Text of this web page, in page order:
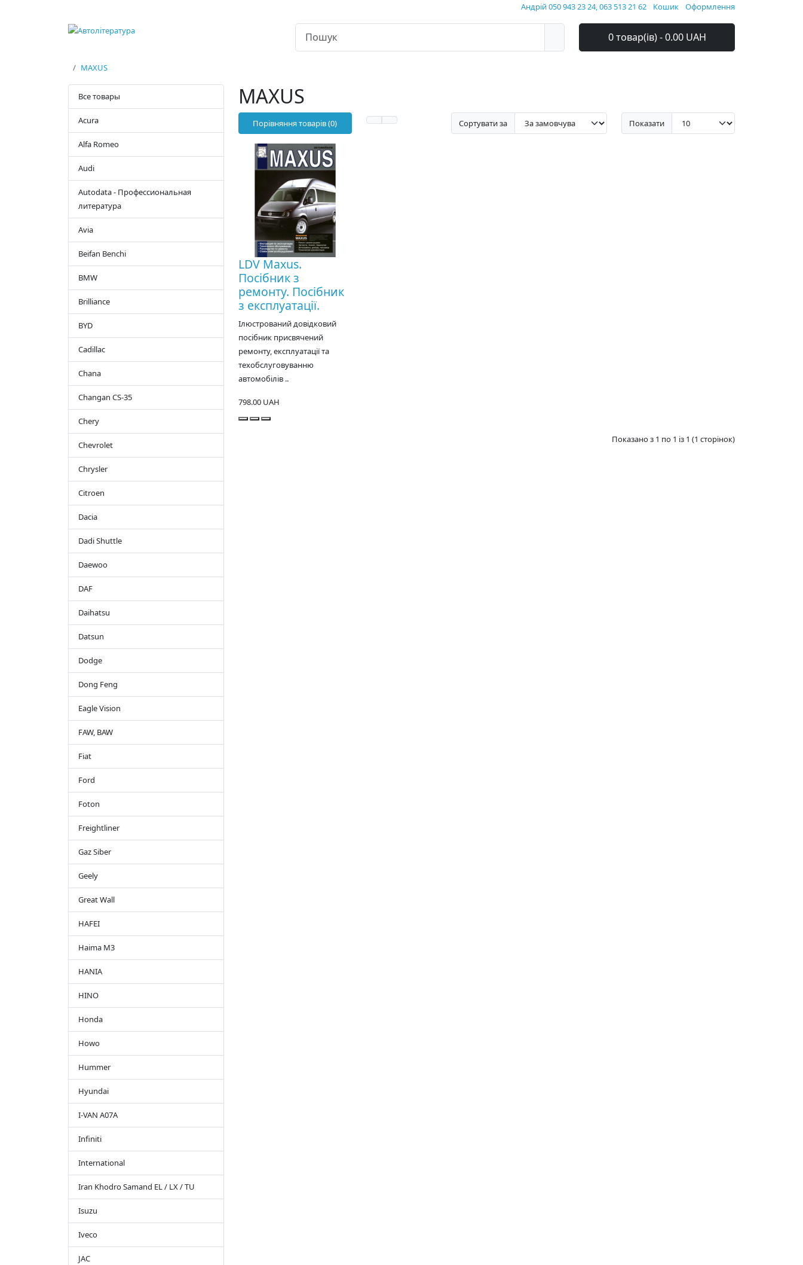
Андрій 050 943 23 24, 063 513 21 62 Кошик Оформлення
0 товар(ів) - 0.00 UAH
MAXUS
Все товары
Acura
Alfa Romeo
Audi
Autodata - Профессиональная
литература
Avia
Beifan Benchi
BMW
Brilliance
BYD
Cadillac
Chana
Changan CS-35
Chery
Chevrolet
Chrysler
Citroen
Dacia
Dadi Shuttle
Daewoo
DAF
Daihatsu
Datsun
Dodge
Dong Feng
Eagle Vision
FAW, BAW
Fiat
Ford
Foton
Freightliner
Gaz Siber
Geely
Great Wall
HAFEI
Haima M3
HANIA
HINO
Honda
Howo
Hummer
Hyundai
I-VAN A07A
Infiniti
International
Iran Khodro Samand EL / LX / TU
Isuzu
Iveco
JAC
MAXUS
Порівняння товарів (0) Сортувати за Показати
LDV Maxus.
Посібник з
ремонту. Посібник
з експлуатації.
Ілюстрований довідковий
посібник присвячений
ремонту, експлуатації та
техобслуговуванню
автомобілів ..
798.00 UAH
Показано з 1 по 1 із 1 (1 сторінок)